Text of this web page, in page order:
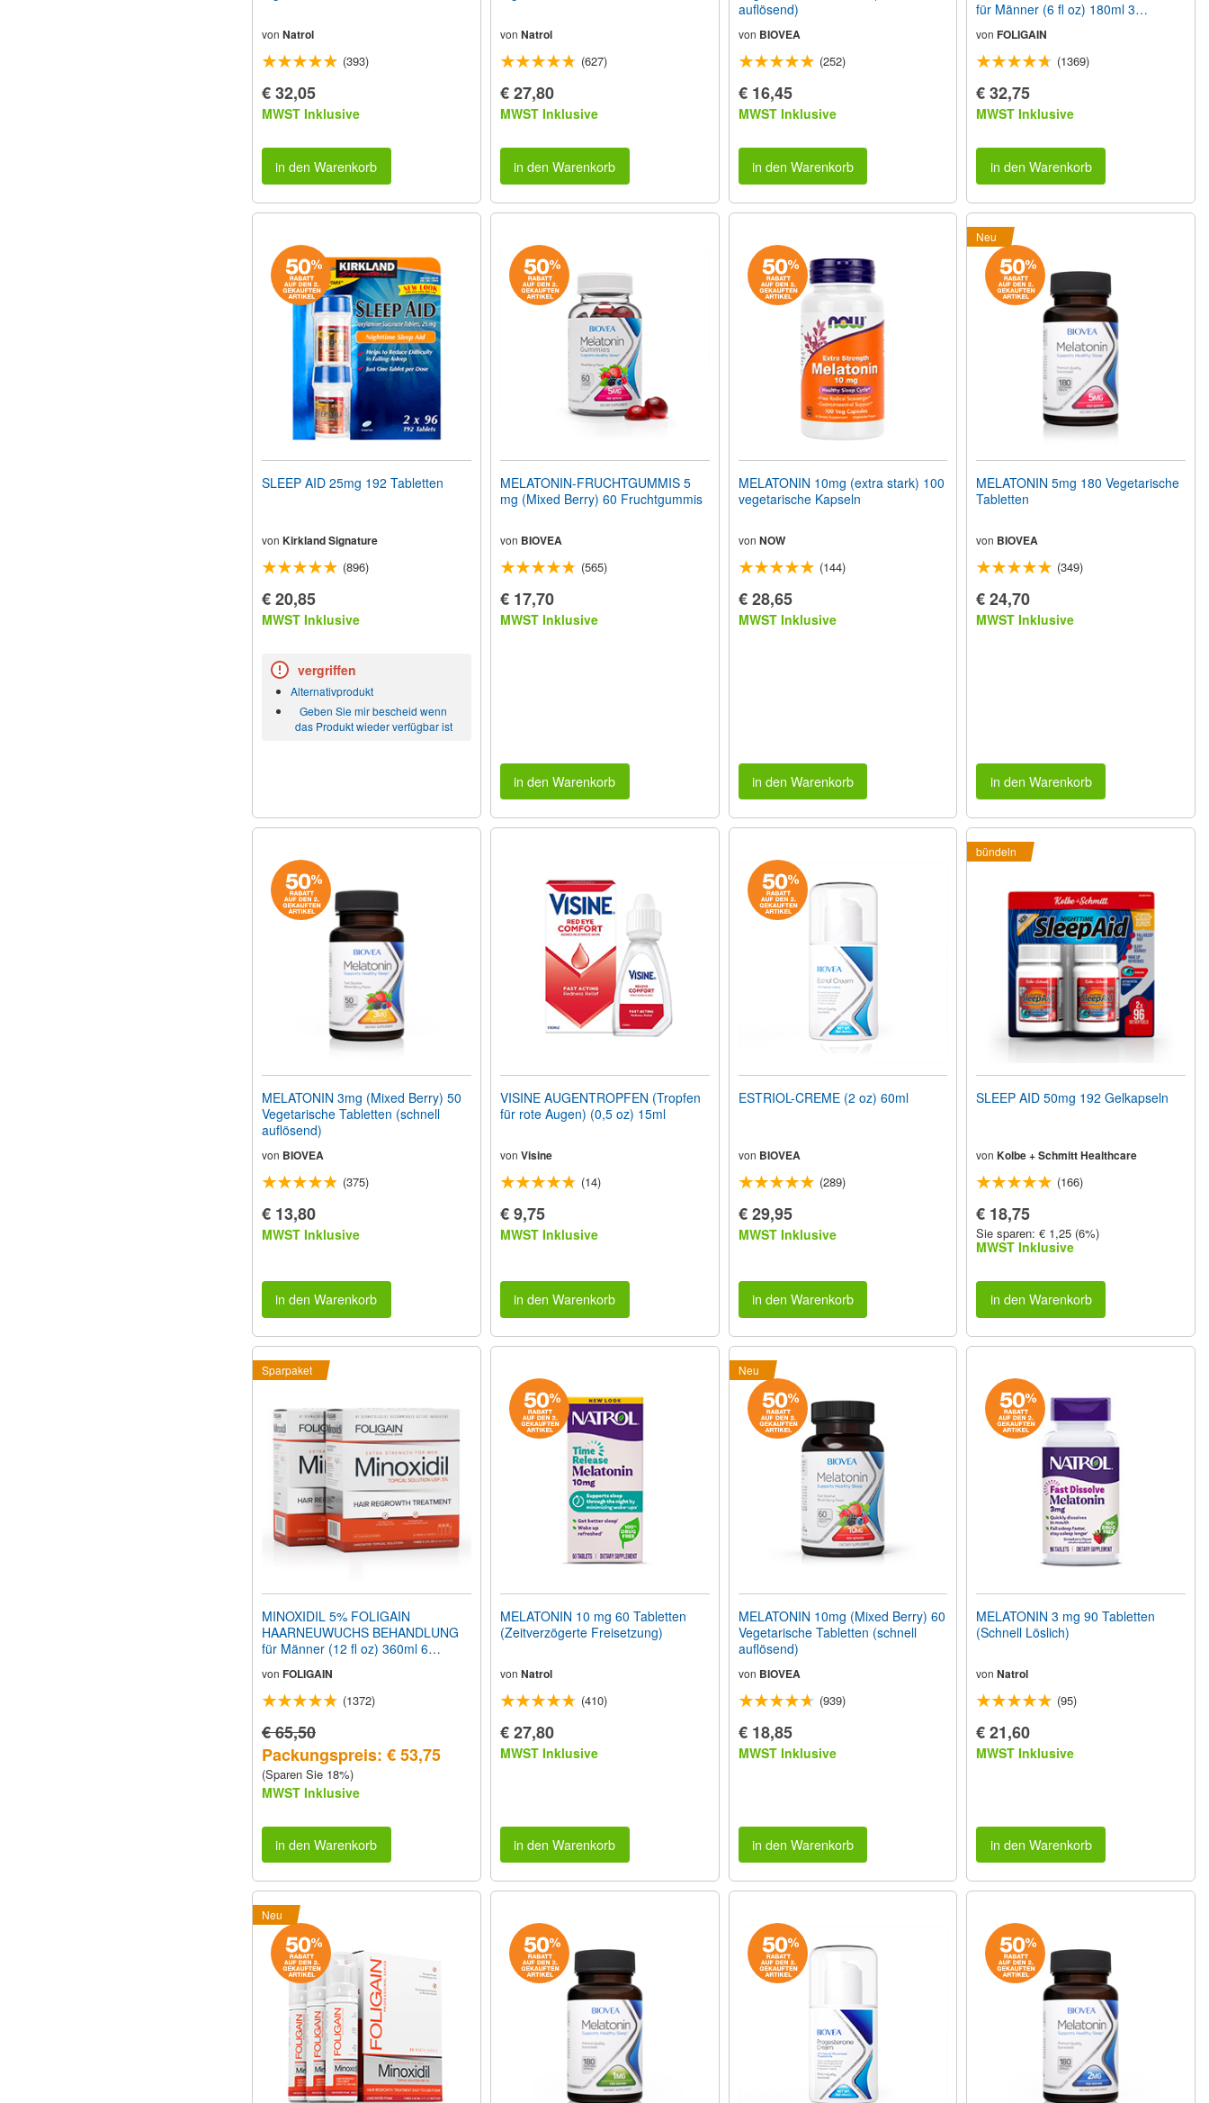
von Natrol
(393)
€ 32,05
MWST Inklusive
in den Warenkorb
von Natrol
(627)
€ 27,80
MWST Inklusive
in den Warenkorb
auflösend)
von BIOVEA
(252)
€ 16,45
MWST Inklusive
in den Warenkorb
für Männer (6 fl oz) 180ml 3
von FOLIGAIN
(1369)
€ 32,75
MWST Inklusive
in den Warenkorb
SLEEP AID 25mg 192 Tabletten
von Kirkland Signature
(896)
€ 20,85
MWST Inklusive
vergriffen
Alternativprodukt
Geben Sie mir bescheid wenn
das Produkt wieder verfügbar ist
MELATONIN-FRUCHTGUMMIS 5
mg (Mixed Berry) 60 Fruchtgummis
von BIOVEA
(565)
€ 17,70
MWST Inklusive
in den Warenkorb
MELATONIN 10mg (extra stark) 100
vegetarische Kapseln
von NOW
(144)
€ 28,65
MWST Inklusive
in den Warenkorb
Neu
MELATONIN 5mg 180 Vegetarische
Tabletten
von BIOVEA
(349)
€ 24,70
MWST Inklusive
in den Warenkorb
MELATONIN 3mg (Mixed Berry) 50
Vegetarische Tabletten (schnell
auflösend)
von BIOVEA
(375)
€ 13,80
MWST Inklusive
in den Warenkorb
VISINE AUGENTROPFEN (Tropfen
für rote Augen) (0,5 oz) 15ml
von Visine
(14)
€ 9,75
MWST Inklusive
in den Warenkorb
ESTRIOL-CREME (2 oz) 60ml
von BIOVEA
(289)
€ 29,95
MWST Inklusive
in den Warenkorb
bündeln
SLEEP AID 50mg 192 Gelkapseln
von Kolbe + Schmitt Healthcare
(166)
€ 18,75
Sie sparen: € 1,25 (6%)
MWST Inklusive
in den Warenkorb
Sparpaket
MINOXIDIL 5% FOLIGAIN
HAARNEUWUCHS BEHANDLUNG
für Männer (12 fl oz) 360ml 6
von FOLIGAIN
(1372)
€ 65,50
Packungspreis: € 53,75
(Sparen Sie 18%)
MWST Inklusive
in den Warenkorb
MELATONIN 10 mg 60 Tabletten
(Zeitverzögerte Freisetzung)
von Natrol
(410)
€ 27,80
MWST Inklusive
in den Warenkorb
Neu
MELATONIN 10mg (Mixed Berry) 60
Vegetarische Tabletten (schnell
auflösend)
von BIOVEA
(939)
€ 18,85
MWST Inklusive
in den Warenkorb
MELATONIN 3 mg 90 Tabletten
(Schnell Löslich)
von Natrol
(95)
€ 21,60
MWST Inklusive
in den Warenkorb
Neu